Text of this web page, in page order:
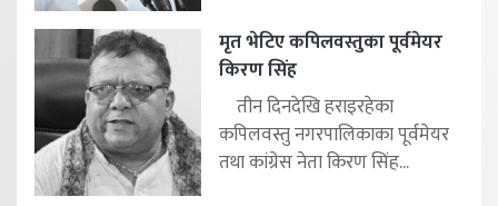
मृत भेटिए कपिलवस्तुका पूर्वमेयर
किरण सिंह
तीन दिनदेखि हराइरहेका
कपिलवस्तु नगरपालिकाका पूर्वमेयर
तथा कांग्रेस नेता किरण सिंह...